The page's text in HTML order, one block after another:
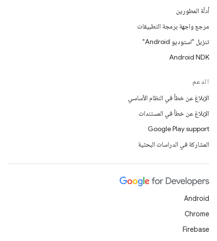
أدلّة المطورين
مرجع واجهة برمجة التطبيقات
تنزيل "استوديو Android"
Android NDK
الدعم
الإبلاغ عن خطأ في النظام الأساسي
الإبلاغ عن خطأ في المستندات
Google Play support
المشاركة في الدراسات البحثية
Android
Chrome
Firebase